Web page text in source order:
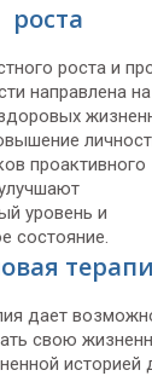
роста
роста и
направлена на
проактивного
уровень и
состояние.
дает
свою
историей